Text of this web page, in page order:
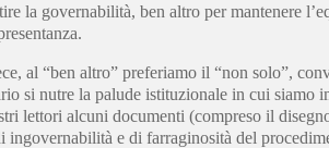
la governabilità, ben altro per mantenere
al “ben altro” preferiamo il “non solo”,
si nutre la palude istituzionale in cui siamo
lettori alcuni documenti (compreso il
ingovernabilità e di farraginosità del